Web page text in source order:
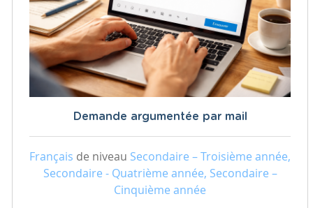
Demande argumentée par mail
Français de niveau Secondaire – Troisième année,
Secondaire - Quatrième année, Secondaire –
Cinquième année